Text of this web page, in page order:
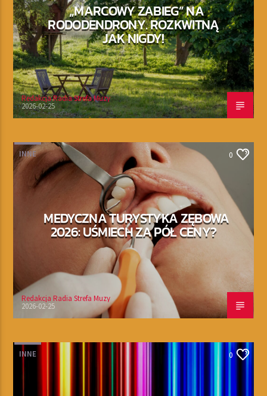
„MARCOWY ZABIEG” NA
RODODENDRONY. ROZKWITNĄ
JAK NIGDY!
Redakcja Radia Strefa Muzy
2026-02-25
INNE 0
MEDYCZNA TURYSTYKA ZĘBOWA
2026: UŚMIECH ZA PÓŁ CENY?
Redakcja Radia Strefa Muzy
2026-02-25
INNE 0